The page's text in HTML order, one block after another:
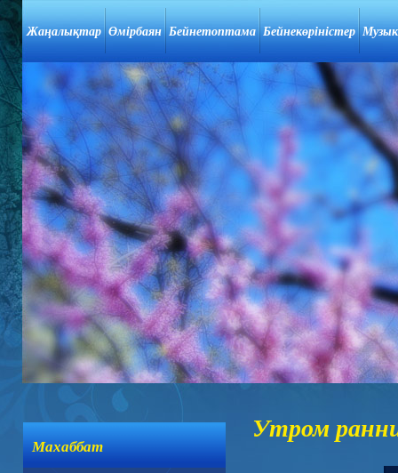
Жаңалықтар Өмірбаян Бейнетоптама Бейнекөріністер
Махаббат
Утром